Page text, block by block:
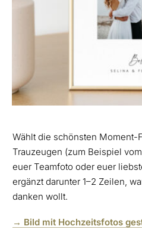
Wählt die schönsten Moment-
Trauzeugen (zum Beispiel
euer Teamfoto oder euer
ergänzt darunter 1–2 Zeilen,
danken wollt.
→ Bild mit Hochzeitsfotos